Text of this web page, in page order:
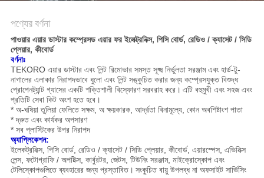
নীতি
পণ্যের বর্ণনা
পাওয়ার এয়ার ডাস্টার কম্প্রেসড এয়ার ফর ইলেক্ট্রনিক্স, পিসি বোর্ড, রেডিও / ক্যাসেট / সিডি
প্লেয়ার, কীবোর্ড
বর্ণনাঃ
TEKORO এয়ার ডাস্টার এবং লিন্ট রিমোভার সমস্ত সূক্ষ্ম নির্ভুলতা সরঞ্জাম এবং হার্ড-টু-
নাগালের এলাকার নিরাপদভাবে ধুলো এবং লিন্ট সঙ্কুচিত করার জন্য কম্প্রেসযুক্ত বিশুদ্ধ
প্রোপেনট্যান্ট গ্যাসের একটি শক্তিশালী বিস্ফোরণ সরবরাহ করে। এটি বহুমুখী এবং সহজ এবং
প্রতিটি সেবা কিট অংশ হতে হবে।
* অ-ঘষিয়া তুলিয়া ফেলিতে সক্ষম, অ ক্ষয়কারক, আর্দ্রতা বিনামূল্যে, কোন অবশিষ্টাংশ পাতা
* দ্রুত এবং কার্যকর অপসারণ
* সব প্লাস্টিকের উপর নিরাপদ
অ্যাপ্লিকেশন:
ইলেকট্রনিক্স, পিসি বোর্ড, রেডিও / ক্যাসেট / সিডি প্লেয়ার, কীবোর্ড, এয়ারস্পেস, এভিনিক্স
লেন্স, ফটোগ্রাফি / অপটিক্স, কার্বুরটর, জেটস, টিউনিং সরঞ্জাম, মাইক্রোস্কোপ এবং
টেলিস্কোপগুলিতে ব্যবহারের জন্য প্রস্তাবিত। সংকুচিত বায়ু উপলব্ধ না অফসাইট সার্ভিসিং